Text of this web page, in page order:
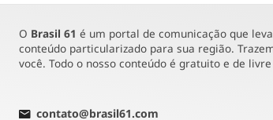
O Brasil 61 é um portal de comunicação que
conteúdo particularizado para sua região.
você. Todo o nosso conteúdo é gratuito e de
contato@brasil61.com